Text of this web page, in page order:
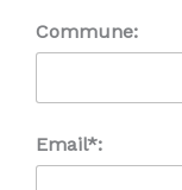
Commune:
Email*: